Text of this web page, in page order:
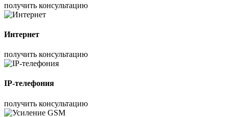
получить консультацию
Интернет
получить консультацию
IP-телефония
получить консультацию